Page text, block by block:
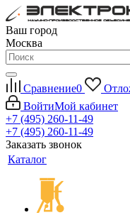
Ваш город
Москва
Сравнение0
ВойтиМой кабинет
+7 (495) 260-11-49
+7 (495) 260-11-49
Заказать звонок
Каталог